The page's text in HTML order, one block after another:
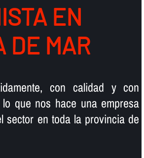
EN
DE MAR
con calidad y con
que nos hace una empresa
sector en toda la provincia de